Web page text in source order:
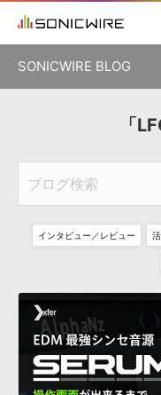
プラグイン・エフェク
サンプルパック »
ソフトウェア／ツー
DAW »
キャンペーン »
特集 »
ニュースレター »
SONICWIREブログ »
DTMガイド »
FAQ »
初音ミク V4X
SYLENTH1
TOONTRACK
DUBSTEP
プラ
ソフトウェア／ツー
SONICWIRE BLOG
記事一覧
「
インタビュー／レビュー